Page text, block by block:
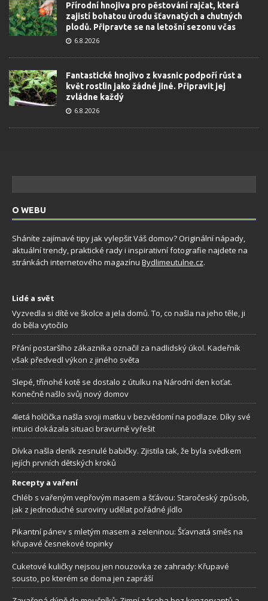
Přírodní hnojiva pro pěstování rajčat, která
zajistí bohatou úrodu šťavnatých a chutných
plodů. Připravte se na letošní sezonu včas
6.8.2026
Fantastické hnojivo z kvasnic podpoří růst a
květ rostlin jako žádné jiné. Připravit jej
zvládne každý
6.8.2026
O WEBU
Sháníte zajímavé tipy jak vylepšit Váš domov? Originální nápady,
aktuální trendy, praktické rady i inspirativní fotografie najdete na
stránkách internetového magazínu Bydlimeutulne.cz.
Lidé a svět
Vyzvedla si dítě ve školce a jela domů. To, co našla na jeho těle, ji
do běla vytočilo
Přání postaršího zákazníka označil za nadlidský úkol. Kadeřník
však předvedl výkon z jiného světa
Slepé, třínohé kotě se dostalo z útulku na Národní den koťat.
Konečně našlo svůj nový domov
4letá holčička našla svoji matku v bezvědomí na podlaze. Díky své
intuici dokázala situaci bravurně vyřešit
Dívka našla deník zesnulé babičky. Zjistila tak, že byla svědkem
jejích prvních dětských kroků
Recepty a vaření
Chléb s vařeným vepřovým masem a šťávou: Staročeský způsob,
jak z jednoduché suroviny udělat pořádné jídlo
Pikantní pánev s mletým masem a zeleninou: Šťavnatá směs na
křupavé česnekové topinky
Cuketové kuličky nejsou jen nouzovka ze zahrady: Křupavé
sousto, po kterém se doma jen zapráší